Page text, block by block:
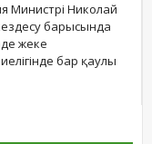
Министрі Николай
барысында
жеке
бар қаулы